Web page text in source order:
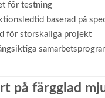
för testning
baserad på
för storskaliga projekt
på färgglad